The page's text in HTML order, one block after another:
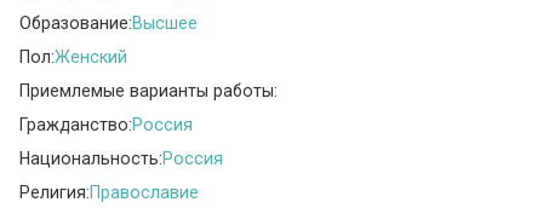
Образование:Высшее
Пол:Женский
Приемлемые варианты работы:
Гражданство:Россия
Национальность:Россия
Религия:Православие